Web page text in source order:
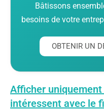
Bâtissons
besoins de votre
OBTENIR UN
Afficher
intéressent avec le